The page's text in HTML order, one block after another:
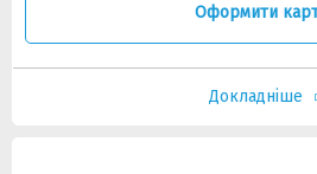
Оформити
Докладніше